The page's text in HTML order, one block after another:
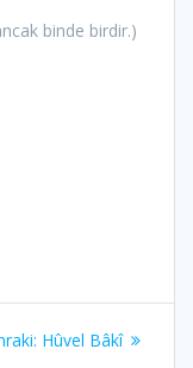
binde birdir.)
Sonraki
Hûvel Bâkî